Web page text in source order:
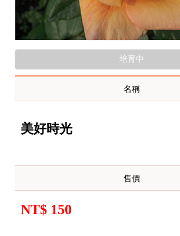
培育中
名稱
美好時光
售價
NT$ 150